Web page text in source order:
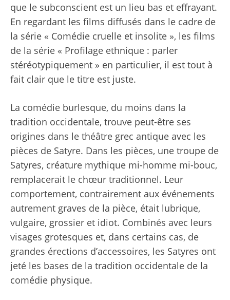
que le subconscient est un lieu bas et effrayant.
En regardant les films diffusés dans le cadre de
la série « Comédie cruelle et insolite », les films
de la série « Profilage ethnique : parler
stéréotypiquement » en particulier, il est tout à
fait clair que le titre est juste.
La comédie burlesque, du moins dans la
tradition occidentale, trouve peut-être ses
origines dans le théâtre grec antique avec les
pièces de Satyre. Dans les pièces, une troupe de
Satyres, créature mythique mi-homme mi-bouc,
remplacerait le chœur traditionnel. Leur
comportement, contrairement aux événements
autrement graves de la pièce, était lubrique,
vulgaire, grossier et idiot. Combinés avec leurs
visages grotesques et, dans certains cas, de
grandes érections d’accessoires, les Satyres ont
jeté les bases de la tradition occidentale de la
comédie physique.